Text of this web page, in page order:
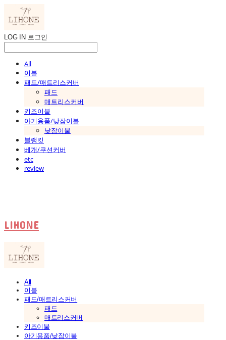
LOG IN 로그인
All
이불
패드/매트리스커버
패드
매트리스커버
키즈이불
아기용품/낮잠이불
낮잠이불
블랭킷
베개/쿠션커버
etc
review
LIHONE
All
이불
패드/매트리스커버
패드
매트리스커버
키즈이불
아기용품/낮잠이불